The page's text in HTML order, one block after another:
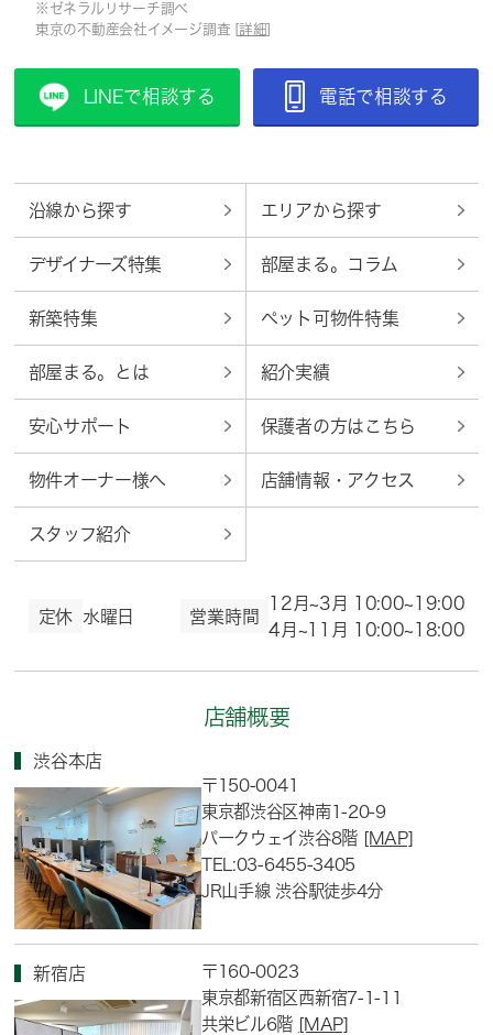
※ゼネラルリサーチ調べ
東京の不動産会社イメージ調査 [ 詳細
LINEで相談する 電話で相談する
沿線から探す エリアから探す
デザイナーズ特集 部屋まる。コラム
新築特集 ペット可物件特集
部屋まる。とは 紹介実績
安心サポート 保護者の方はこちら
物件オーナー様へ 店舗情報・アクセス
スタッフ紹介
定休 水曜日 営業時間
12月~3月 10:00~19:00
4月~11月 10:00~18:00
店舗概要
渋谷本店
〒150-0041
東京都渋谷区神南1-20-9
パークウェイ渋谷8階 [MAP]
TEL:03-6455-3405
JR山手線 渋谷駅徒歩4分
新宿店
〒160-0023
東京都新宿区西新宿7-1-11
共栄ビル6階 [MAP]